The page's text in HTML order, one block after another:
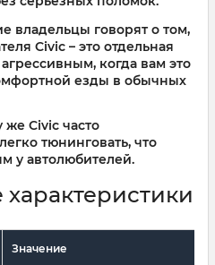
владельцы говорят о том,
Civic – это отдельная
когда вам это
езды в обычных
же Civic часто
тюнинговать, что
у автолюбителей.
Значение